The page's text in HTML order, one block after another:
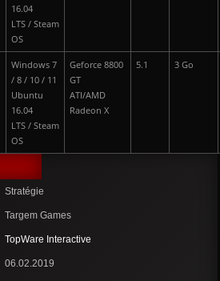
16.04
LTS / Steam
OS
Windows 7
/ 8 / 10 / 11
Ubuntu
16.04
LTS / Steam
OS
Geforce 8800
GT
ATI/AMD
Radeon X
5.1 3 Go
Stratégie
Targem Games
TopWare Interactive
06.02.2019